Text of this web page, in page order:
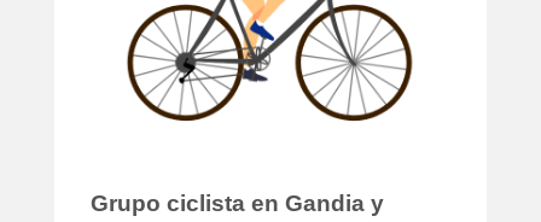
Grupo ciclista en Gandia y